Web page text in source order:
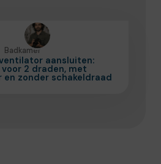
Badkamer
aansluiten:
voor 2 draden, met
en zonder schakeldraad